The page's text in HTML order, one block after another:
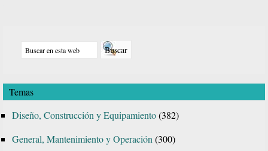
lateral
web
Temas
Diseño, Construcción y Equipamiento(382)
General, Mantenimiento y Operación (300)